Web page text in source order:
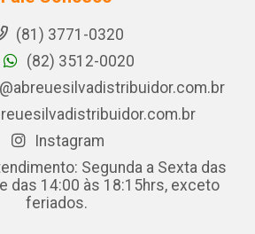
(81) 3771-0320
(82) 3512-0020
Instagram
Segunda a Sexta das
das 14:00 às 18:15hrs, exceto
feriados.